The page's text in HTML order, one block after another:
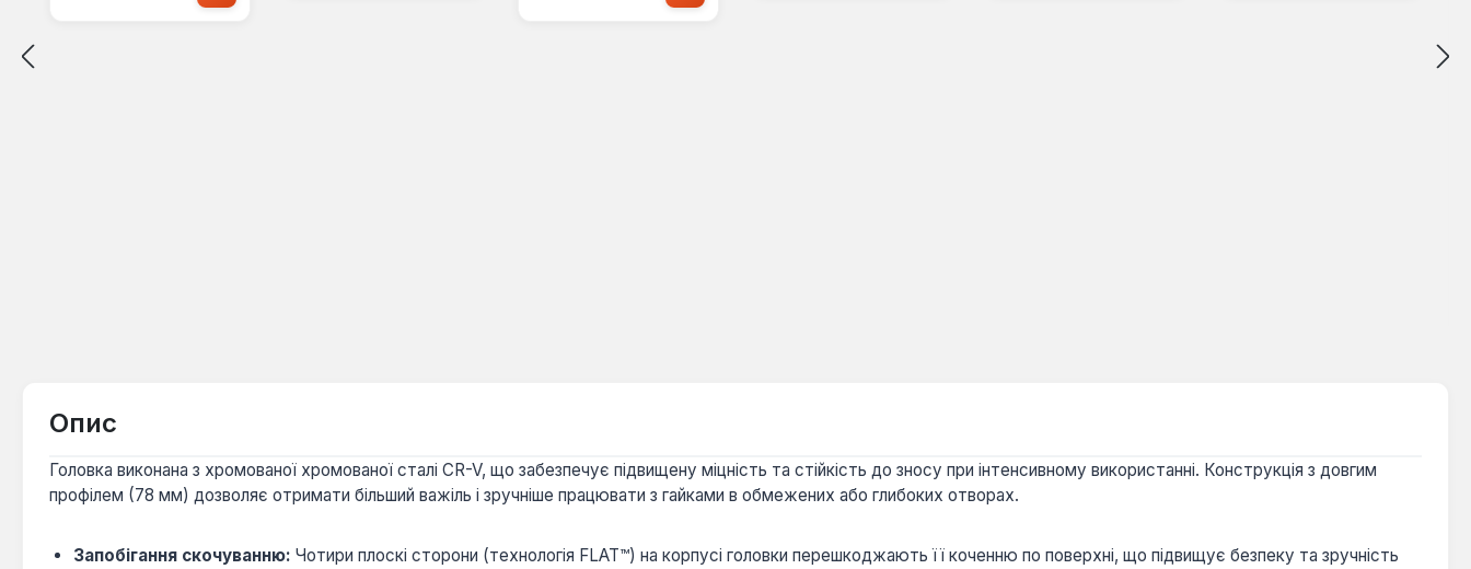
Опис
Головка виконана з хромованої хромованої сталі CR-V, що забезпечує підвищену міцність та стійкість до зносу при інтенсивному використанні. Конструкція з довгим
профілем (78 мм) дозволяє отримати більший важіль і зручніше працювати з гайками в обмежених або глибоких отворах.
Запобігання скочуванню: Чотири плоскі сторони (технологія FLAT™) на корпусі головки перешкоджають її коченню по поверхні, що підвищує безпеку та зручність